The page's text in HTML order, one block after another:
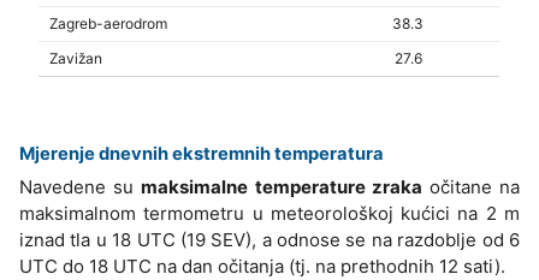
Zagreb-aerodrom
38.3
Zavižan
27.6
Mjerenje dnevnih ekstremnih temperatura
Navedene sumaksimalne temperature zraka očitane na
maksimalnom termometru u meteorološkoj kućici na 2 m
iznad tla u 18 UTC (19 SEV), a odnose se na razdoblje od 6
UTC do 18 UTC na dan očitanja (tj. na prethodnih 12 sati).